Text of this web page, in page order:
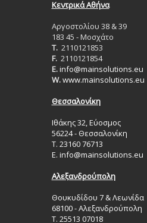
Κεντρικά Aθήνα
Aργοστολίου 38 & 39
183 45 - Μοσχάτο
T.2110121853
F.2110121854
E.info@mainsolutions.eu
W.www.mainsolutions.eu
Θεσσαλονίκη
Ιθάκης 32, Εύοσμος
56224 - Θεσσαλονίκη
Τ. 23160 76713
Ε. info@mainsolutions.eu
Αλεξανδρούπολη
Θουκυδίδου 7 & Λεωνίδα
68100 - Αλεξανδρούπολη
Τ. 25513 07018